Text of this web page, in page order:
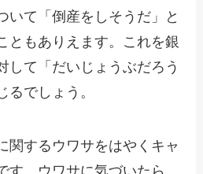
いて「倒産をしそうだ」と
ともありえます。これを銀
して「だいじょうぶだろう
るでしょう。
関するウワサをはやくキャ